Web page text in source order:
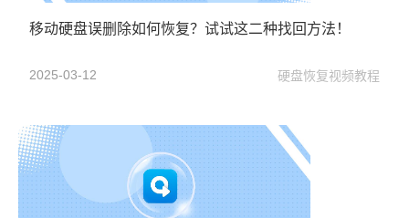
移动硬盘误删除如何恢复？试试这二种找回方法！
2025-03-12 硬盘恢复视频教程